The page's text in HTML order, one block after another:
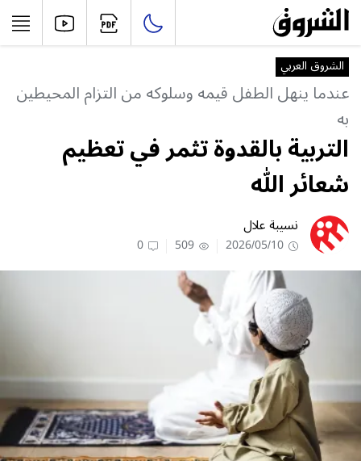
الشروق العربي
عندما ينهل الطفل قيمه وسلوكه من التزام المحيطين
به
التربية بالقدوة تثمر في تعظيم
شعائر الله
نسيبة علال
2026/05/10
509
0